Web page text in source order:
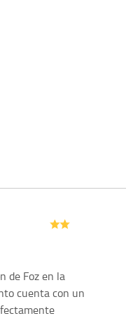
de Foz en la
cuenta con un